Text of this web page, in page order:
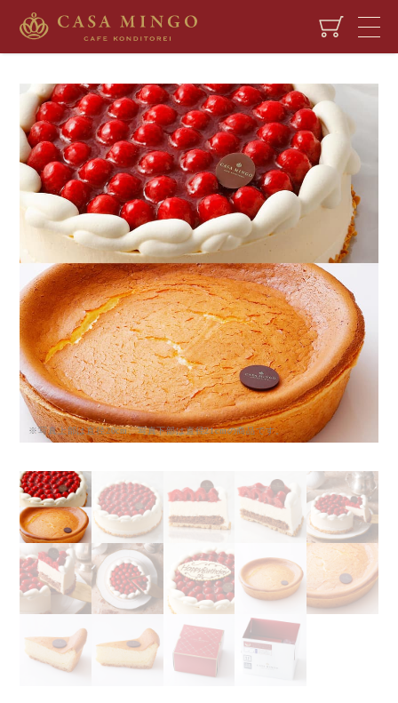
HOME
CAKE
シュス木苺レアチーズケーキ15CM＆ケーゼクーヘン焼きチーズケーキ17CMセ
※写真上部は直径20cm、写真下部は直径21cmの商品です。